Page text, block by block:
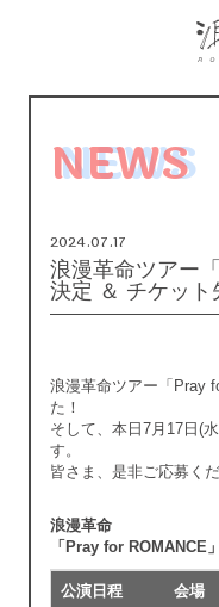
NEWS
2024.07.17
浪漫革命ツアー
決定 ＆ チケット
浪漫革命ツアー「Pray
た！
そして、本日7月17日(
す。
皆さま、是非ご応募く
浪漫革命
「Pray for ROMANCE」
公演日程 会場